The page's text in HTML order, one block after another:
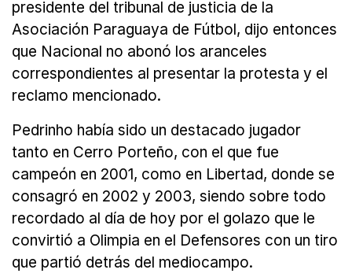
presidente del tribunal de justicia de la
Asociación Paraguaya de Fútbol, dijo entonces
que Nacional no abonó los aranceles
correspondientes al presentar la protesta y el
reclamo mencionado.
Pedrinho había sido un destacado jugador
tanto en Cerro Porteño, con el que fue
campeón en 2001, como en Libertad, donde se
consagró en 2002 y 2003, siendo sobre todo
recordado al día de hoy por el golazo que le
convirtió a Olimpia en el Defensores con un tiro
que partió detrás del mediocampo.